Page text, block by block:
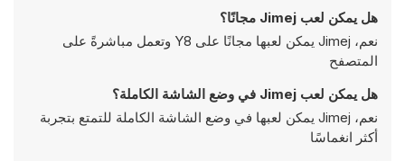
هل يمكن لعب Jimej مجانًا؟
نعم، Jimej يمكن لعبها مجانًا على Y8 وتعمل مباشرةً على
المتصفح
هل يمكن لعب Jimej في وضع الشاشة الكاملة؟
نعم، Jimej يمكن لعبها في وضع الشاشة الكاملة للتمتع بتجربة
أكثر انغماسًا